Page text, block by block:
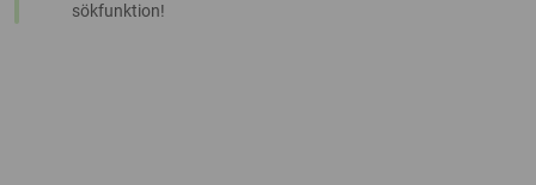
sökfunktion!